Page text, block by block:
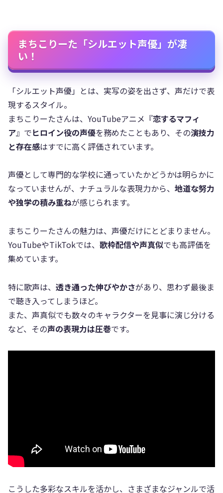
まちこりーた「シルエット声優」が凄
い！
「シルエット声優」とは、実写の姿を出さず、声だけで表
現するスタイル。
まちこりーたさんは、YouTubeアニメ『恋するマフィ
ア』でヒロイン役の声優を務めたこともあり、その演技力
と存在感はすでに高く評価されています。
声優として専門的な学校に通っていたかどうかは明らかに
なっていませんが、ナチュラルな表現力から、 地道な努力
や独学の積み重ねが感じられます。
まちこりーたさんの魅力は、声優だけにとどまりません。
YouTubeやTikTokでは、 歌枠配信や声真似でも高評価を
集めています。
特に歌声は、 透き通った伸びやかさがあり、思わず最後ま
で聴き入ってしまうほど。
また、声真似でも数々のキャラクターを見事に演じ分ける
など、その声の表現力は圧巻です。
こうした多彩なスキルを活かし、さまざまなジャンルで活